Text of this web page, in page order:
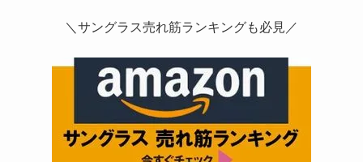
＼サングラス売れ筋ランキングも必見／